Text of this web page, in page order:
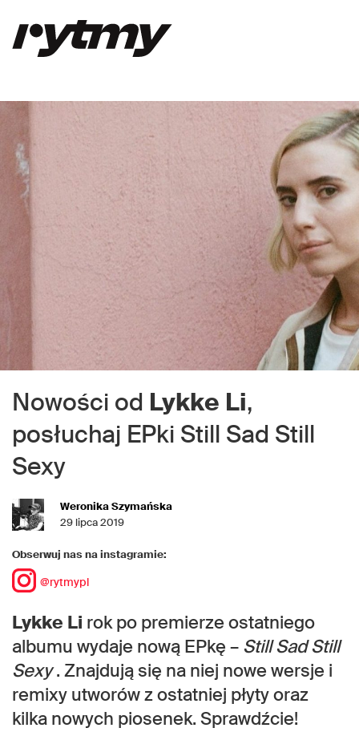
Nowości od Lykke Li,
posłuchaj EPki Still Sad Still
Sexy
Weronika Szymańska
29 lipca 2019
Obserwuj nas na instagramie:
@rytmypl
Lykke Li rok po premierze ostatniego
albumu wydaje nową EPkę – Still Sad Still
Sexy. Znajdują się na niej nowe wersje i
remixy utworów z ostatniej płyty oraz
kilka nowych piosenek. Sprawdźcie!